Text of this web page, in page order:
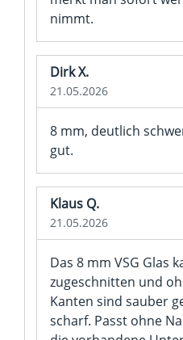
nimmt.
Dirk X.
21.05.2026
8 mm, deutlich
gut.
Klaus Q.
21.05.2026
Das 8 mm VSG Glas
zugeschnitten und
Kanten sind sauber
scharf. Passt ohne